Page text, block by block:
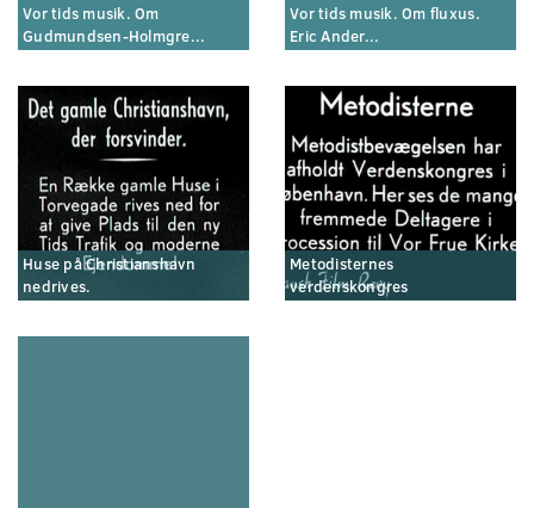
Vor tids musik. Om
Gudmundsen-Holmgre...
Vor tids musik. Om fluxus.
Eric Ander...
Huse på Christianshavn
nedrives.
Metodisternes
verdenskongres